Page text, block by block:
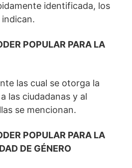
identificada, los
indican.
POPULAR PARA LA
las cual se otorga la
las ciudadanas y al
se mencionan.
POPULAR PARA LA
DE GÉNERO